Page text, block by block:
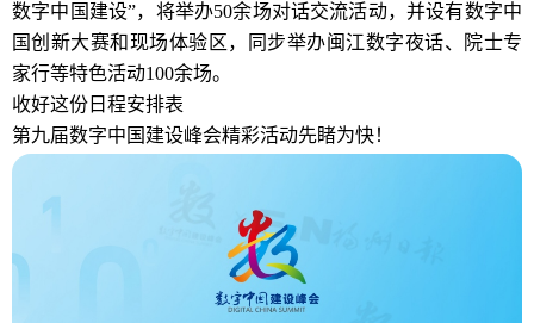
数字中国建设”，将举办50余场对话交流活动，并设有数字中
国创新大赛和现场体验区，同步举办闽江数字夜话、院士专
家行等特色活动100余场。
收好这份日程安排表
第九届数字中国建设峰会精彩活动先睹为快！